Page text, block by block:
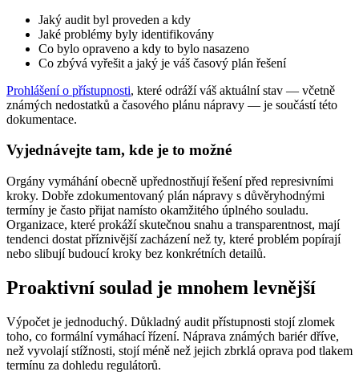
Jaký audit byl proveden a kdy
Jaké problémy byly identifikovány
Co bylo opraveno a kdy to bylo nasazeno
Co zbývá vyřešit a jaký je váš časový plán řešení
Prohlášení o přístupnosti, které odráží váš aktuální stav — včetně
známých nedostatků a časového plánu nápravy — je součástí této
dokumentace.
Vyjednávejte tam, kde je to možné
Orgány vymáhání obecně upřednostňují řešení před represivními
kroky. Dobře zdokumentovaný plán nápravy s důvěryhodnými
termíny je často přijat namísto okamžitého úplného souladu.
Organizace, které prokáží skutečnou snahu a transparentnost, mají
tendenci dostat příznivější zacházení než ty, které problém popírají
nebo slibují budoucí kroky bez konkrétních detailů.
Proaktivní soulad je mnohem levnější
Výpočet je jednoduchý. Důkladný audit přístupnosti stojí zlomek
toho, co formální vymáhací řízení. Náprava známých bariér dříve,
než vyvolají stížnosti, stojí méně než jejich zbrklá oprava pod tlakem
termínu za dohledu regulátorů.